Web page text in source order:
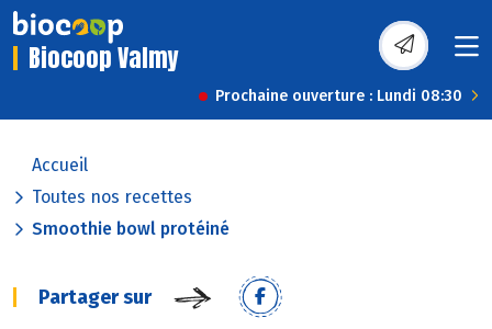
Biocoop Valmy
Prochaine ouverture : Lundi 08:30
Accueil
Toutes nos recettes
Smoothie bowl protéiné
Partager sur